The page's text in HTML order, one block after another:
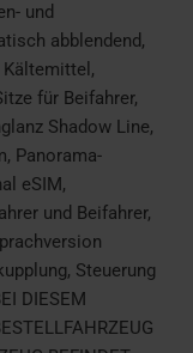
und
abblendend,
für Beifahrer,
Shadow Line,
Panorama-
eSIM,
und Beifahrer,
Steuerung
DIESEM